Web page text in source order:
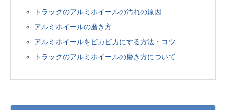
トラックのアルミホイールの汚れの原因
アルミホイールの磨き方
アルミホイールをピカピカにする方法・コツ
トラックのアルミホイールの磨き方について